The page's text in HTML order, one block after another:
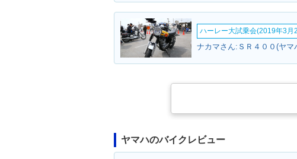
ハーレー大試乗会(2019年3月
ナカマさん:ＳＲ４００(ヤマ
ヤマハのバイクレビュー